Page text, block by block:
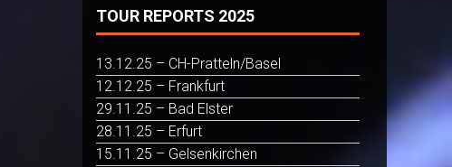
TOUR REPORTS 2025
13.12.25 – CH-Pratteln/Basel
12.12.25 – Frankfurt
29.11.25 – Bad Elster
28.11.25 – Erfurt
15.11.25 – Gelsenkirchen